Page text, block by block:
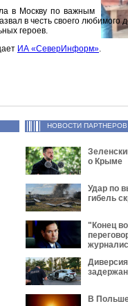
в Москву по важным
в честь своего любимого
героев.
ИА «СеверИнформ».
НОВОСТИ ПАРТНЕРОВ
о Крыме
Удар по
гибель
"Конец
В